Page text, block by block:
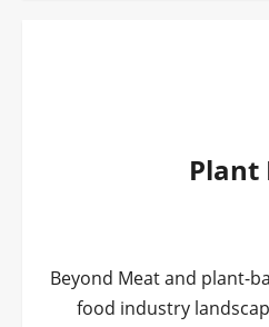
Plant
Beyond Meat and plant-
food industry